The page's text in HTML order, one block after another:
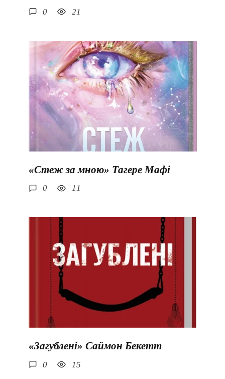
0 21
«Стеж за мною» Тагере Мафі
0 11
«Загублені» Саймон Бекетт
0 15